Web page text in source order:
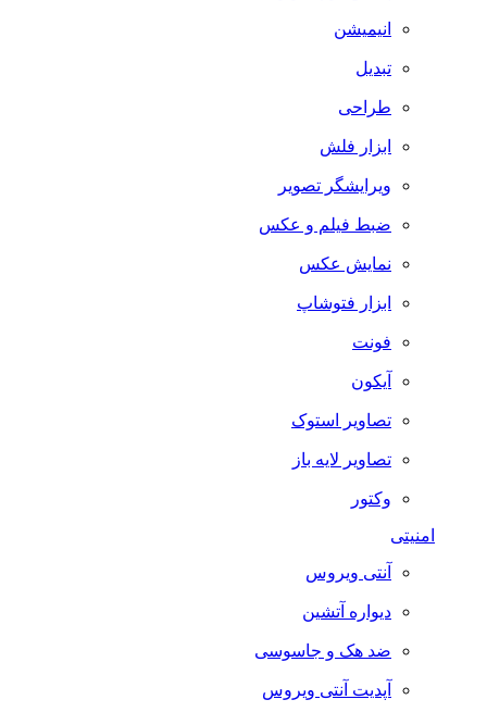
انیمیشن
تبدیل
طراحی
ابزار فلش
ویرایشگر تصویر
ضبط فيلم و عكس
نمایش عکس
ابزار فتوشاپ
فونت
آیکون
تصاویر استوک
تصاویر لایه باز
وکتور
امنیتی
آنتی ویروس
دیواره آتشین
ضد هک و جاسوسی
آپدیت آنتی ویروس